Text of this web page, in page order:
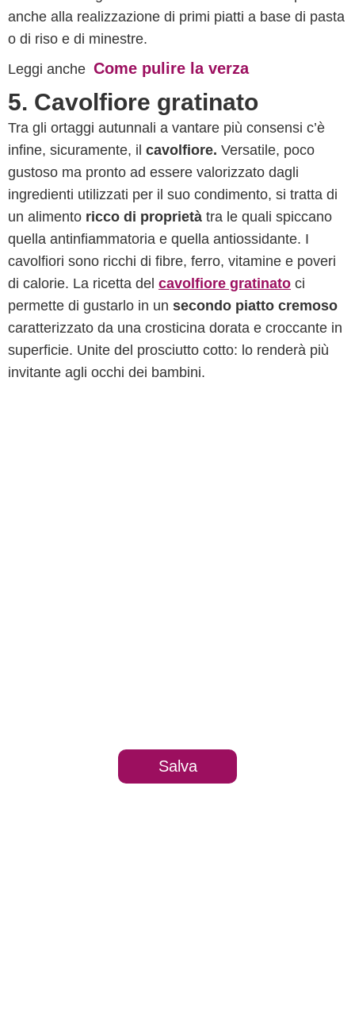
anche alla realizzazione di primi piatti a base di pasta
o di riso e di minestre.
Leggi anche Come pulire la verza
5. Cavolfiore gratinato
Tra gli ortaggi autunnali a vantare più consensi c’è
infine, sicuramente, il cavolfiore. Versatile, poco
gustoso ma pronto ad essere valorizzato dagli
ingredienti utilizzati per il suo condimento, si tratta di
un alimento ricco di proprietà tra le quali spiccano
quella antinfiammatoria e quella antiossidante. I
cavolfiori sono ricchi di fibre, ferro, vitamine e poveri
di calorie. La ricetta del cavolfiore gratinato ci
permette di gustarlo in un secondo piatto cremoso
caratterizzato da una crosticina dorata e croccante in
superficie. Unite del prosciutto cotto: lo renderà più
invitante agli occhi dei bambini.
Salva